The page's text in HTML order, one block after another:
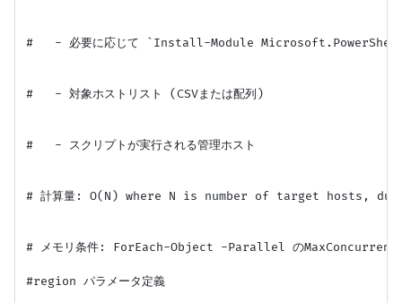
#   - 必要に応じて `Install-Module
#   - 対象ホストリスト (CSVまたは配列)
#   - スクリプトが実行される管理ホスト
# 計算量: O(N) where N is number of target hosts,
# メモリ条件: ForEach-Object -Parallel のMaxConcurrencyに
#region パラメータ定義